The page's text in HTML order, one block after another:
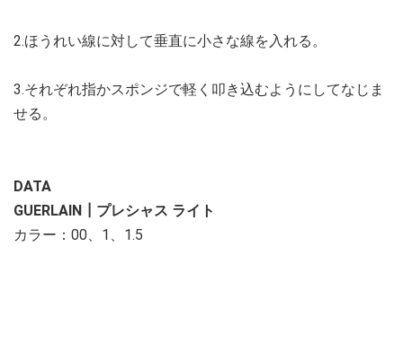
2.ほうれい線に対して垂直に小さな線を入れる。
3.それぞれ指かスポンジで軽く叩き込むようにしてなじま
せる。
DATA
GUERLAIN┃プレシャス ライト
カラー：00、1、1.5